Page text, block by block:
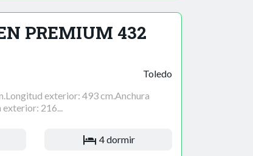
PREMIUM 432
Toledo
exterior: 493 cm.Anchura
216...
4 dormir